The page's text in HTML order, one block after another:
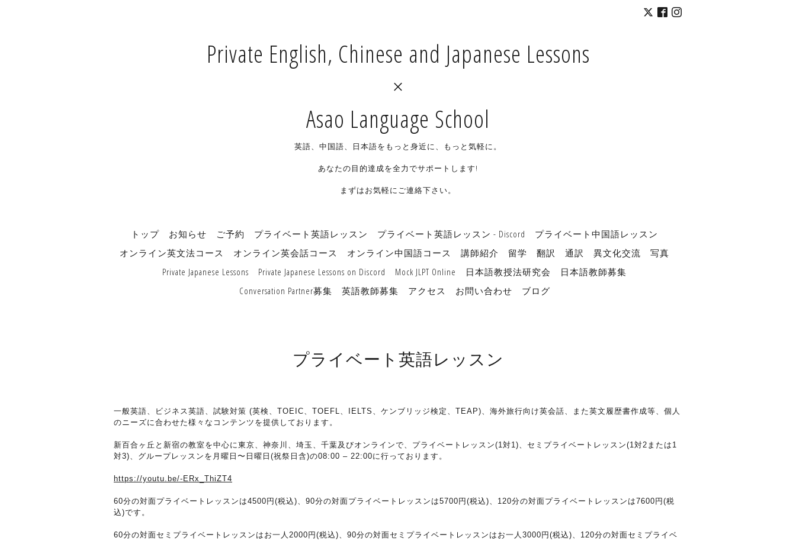
Private English, Chinese and Japanese Lessons
×
Asao Language School
英語、中国語、日本語をもっと身近に、もっと気軽に。
あなたの目的達成を全力でサポートします!
まずはお気軽にご連絡下さい。
トップ お知らせ ご予約 プライベート英語レッスン プライベート英語レッスン - Discord
プライベート中国語レッスン
オンライン英文法コース
オンライン英会話コース オンライン中国語コース 講師紹介 留学 翻訳 通訳 異文化交流
写真
Private Japanese Lessons
Private Japanese Lessons on Discord Mock JLPT Online 日本語教授法研究会
日本語教師募集
Conversation Partner募集
英語教師募集 アクセス お問い合わせ ブログ
プライベート英語レッスン
一般英語、ビジネス英語、試験対策 (英検、TOEIC、TOEFL、IELTS、ケンブリッジ検定、TEAP)、海外旅行向け英会話、また英文履歴書作成等、個人
のニーズに合わせた様々なコンテンツを提供しております。
新百合ヶ丘と新宿の教室を中心に東京、神奈川、埼玉、千葉及びオンラインで、プライベートレッスン(1対1)、セミプライベートレッスン(1対2または1
対3)、グループレッスンを月曜日〜日曜日(祝祭日含)の08:00 – 22:00に行っております。
https://youtu.be/-ERx_ThiZT4
60分の対面プライベートレッスンは4500円(税込)、90分の対面プライベートレッスンは5700円(税込)、120分の対面プライベートレッスンは7600円(税
込)です。
60分の対面セミプライベートレッスンはお一人2000円(税込)、90分の対面セミプライベートレッスンはお一人3000円(税込)、120分の対面セミプライベ